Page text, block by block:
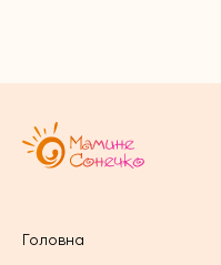
товару
Головна